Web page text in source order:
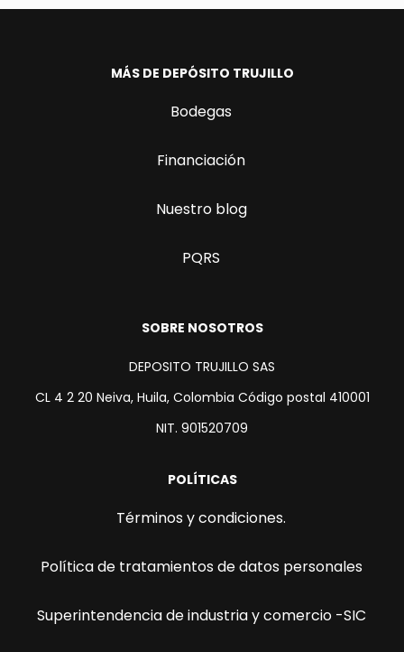
MÁS DE DEPÓSITO TRUJILLO
Bodegas
Financiación
Nuestro blog
PQRS
SOBRE NOSOTROS
DEPOSITO TRUJILLO SAS
CL 4 2 20 Neiva, Huila, Colombia Código postal 410001
NIT. 901520709
POLÍTICAS
Términos y condiciones.
Política de tratamientos de datos personales
Superintendencia de industria y comercio -SIC